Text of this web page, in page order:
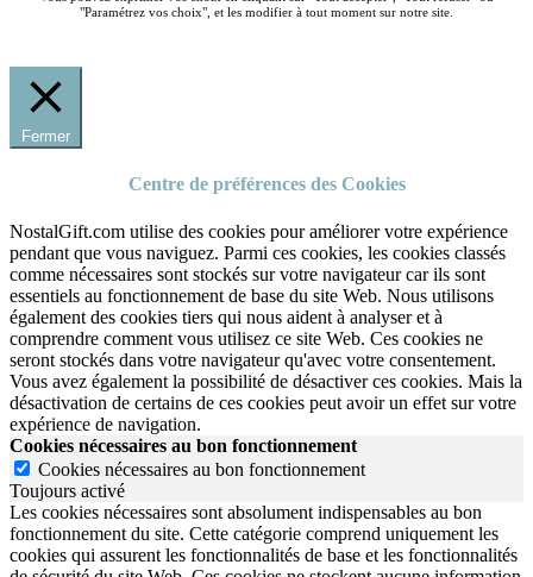
"Paramétrez vos choix", et les modifier à tout moment sur notre site.
Fermer
Centre de préférences des Cookies
NostalGift.com utilise des cookies pour améliorer votre expérience
pendant que vous naviguez. Parmi ces cookies, les cookies classés
comme nécessaires sont stockés sur votre navigateur car ils sont
essentiels au fonctionnement de base du site Web. Nous utilisons
également des cookies tiers qui nous aident à analyser et à
comprendre comment vous utilisez ce site Web. Ces cookies ne
seront stockés dans votre navigateur qu'avec votre consentement.
Vous avez également la possibilité de désactiver ces cookies. Mais la
désactivation de certains de ces cookies peut avoir un effet sur votre
expérience de navigation.
Cookies nécessaires au bon fonctionnement
Cookies nécessaires au bon fonctionnement
Toujours activé
Les cookies nécessaires sont absolument indispensables au bon
fonctionnement du site. Cette catégorie comprend uniquement les
cookies qui assurent les fonctionnalités de base et les fonctionnalités